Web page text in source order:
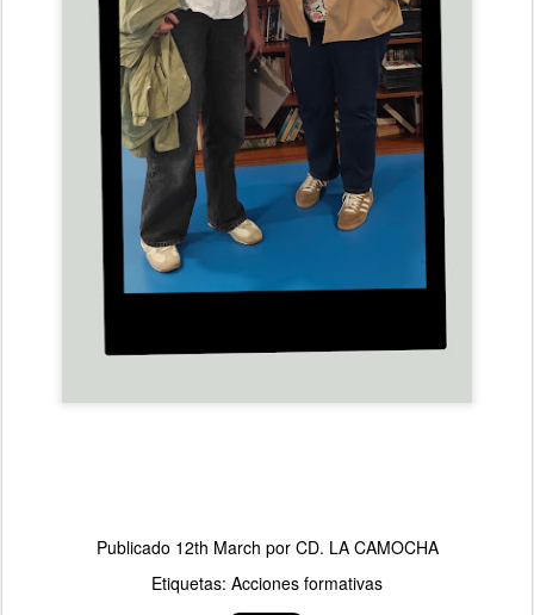
Publicado 12th March por CD. LA CAMOCHA
Etiquetas: Acciones formativas